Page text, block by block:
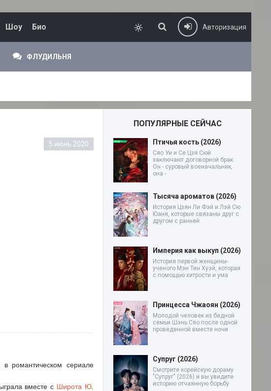
Шоу Био Авторизация
ФЛУДИЛЬНЯ
5 июнь 2020
романтическом сериале
вместе с Широта Ю
ПОПУЛЯРНЫЕ СЕЙЧАС
Птичья кость (2026)
Сяо Уи и Се Цзя Сюй
заключают договорной брак.
Он - суровый военачальник,
она -
Тысяча ароматов (2026)
История Цзян Ли Фэй и Лэй Сю
Юаня, которые связаны друг с
другом с ранней
Империя как выкуп (2026)
История первой женщины-
ученого Мэн Тин Хуэй, которая
с помощью хитрости и ума
Принцесса Чжаоян (2026)
Молодой человек из бедной
семьи Шэнь Сяо после одной
проведенной вместе ночи
Супруг (2026)
Смотрите корейскую дораму
"Супруг" (2026) и вы увидите
историю отчаянную борьбу